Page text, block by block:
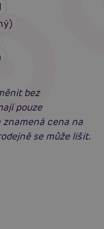
bez
pouze
cena na
se může lišit.
dveře!